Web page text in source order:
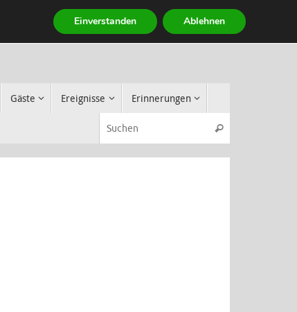
Gäste Ereignisse Erinnerungen
Suchen
Einverstanden Ablehnen